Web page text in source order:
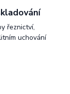
řeznictví,
uchování